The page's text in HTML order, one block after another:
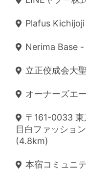
Plafus
Nerima Base
立正佼成会大
オーナーズエ
〒161-0033
目白ファッショ
(4.8km)
本宿コミュニ